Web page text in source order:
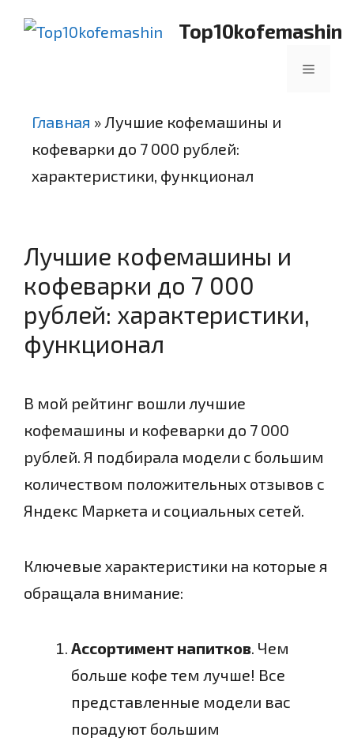
Top10kofemashin
Меню
Главная »Лучшие кофемашины и
кофеварки до 7 000 рублей:
характеристики, функционал
Лучшие кофемашины и
кофеварки до 7 000
рублей: характеристики,
функционал
В мой рейтинг вошли лучшие
кофемашины и кофеварки до 7 000
рублей. Я подбирала модели с большим
количеством положительных отзывов с
Яндекс Маркета и социальных сетей.
Ключевые характеристики на которые я
обращала внимание:
Ассортимент напитков. Чем
больше кофе тем лучше! Все
представленные модели вас
порадуют большим